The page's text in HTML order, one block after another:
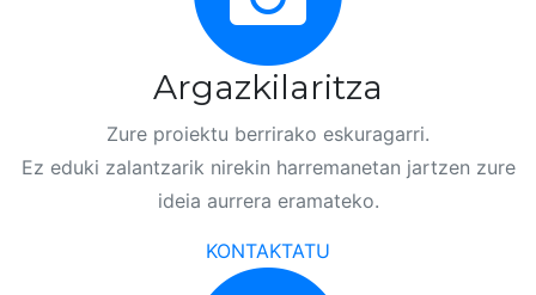
Argazkilaritza
Zure proiektu berrirako eskuragarri.
Ez eduki zalantzarik nirekin harremanetan jartzen zure
ideia aurrera eramateko.
KONTAKTATU